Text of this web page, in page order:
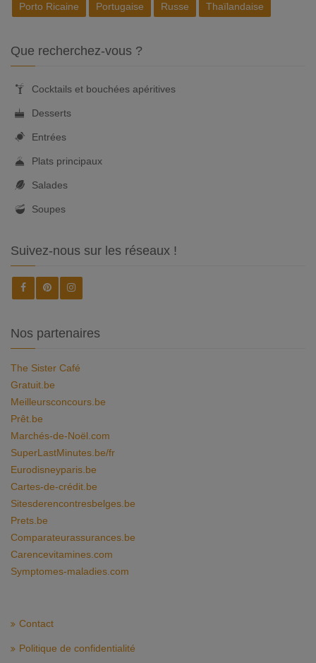
Porto Ricaine
Portugaise Russe Thaïlandaise
Que recherchez-vous ?
Cocktails et bouchées apéritives
Desserts
Entrées
Plats principaux
Salades
Soupes
Suivez-nous sur les réseaux !
Nos partenaires
The Sister Café
Gratuit.be
Meilleursconcours.be
Prêt.be
Marchés-de-Noël.com
SuperLastMinutes.be/fr
Eurodisneyparis.be
Cartes-de-crédit.be
Sitesderencontresbelges.be
Prets.be
Comparateurassurances.be
Carencevitamines.com
Symptomes-maladies.com
Contact
Politique de confidentialité